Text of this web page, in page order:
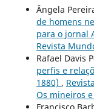
Ângela
de homens
para o jornal
Revista
Rafael Davis
perfis e
1880) ,
Os mineiros